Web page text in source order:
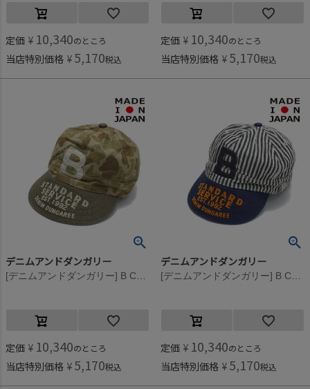
定価 ¥ 10,340のところ
当店特別価格 ¥ 5,170税込
定価 ¥ 10,340のところ
当店特別価格 ¥ 5,170税込
デニムアンドダンガリー
定価 ¥ 10,340のところ
当店特別価格 ¥ 5,170税込
デニムアンドダンガリー
定価 ¥ 10,340のところ
当店特別価格 ¥ 5,170税込